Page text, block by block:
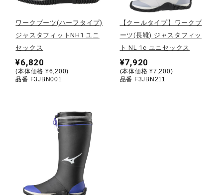
野球
バレーボール
テニス／ソフトテニス
ワークブーツ(ハーフタイプ)
ジャスタフィットNH1 ユニ
セックス
¥6,820
(本体価格 ¥6,200)
品番 F3JBN001
【クールタイプ】ワークブ
ーツ(長靴) ジャスタフィッ
ト NL 1c ユニセックス
¥7,920
(本体価格 ¥7,200)
品番 F3JBN211